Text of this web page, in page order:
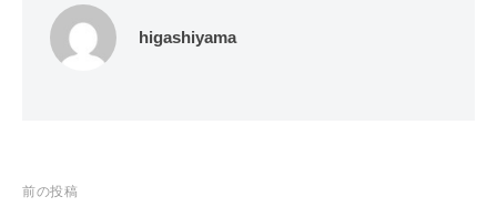
higashiyama
投
前の投稿